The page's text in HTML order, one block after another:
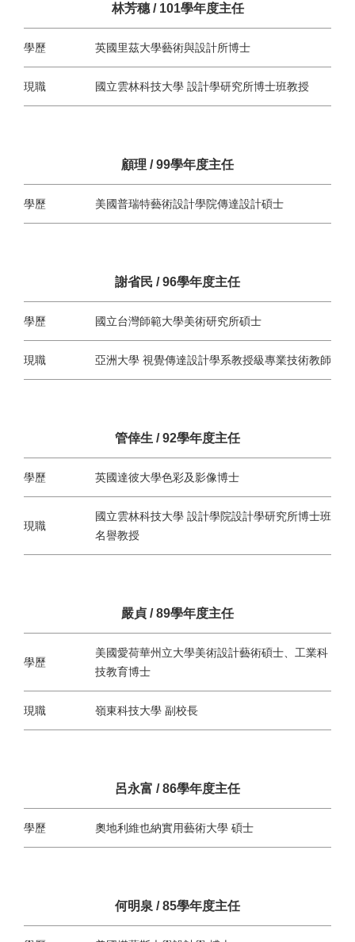
林芳穗 / 101學年度主任
學歷 英國里茲大學藝術與設計所博士
現職 國立雲林科技大學 設計學研究所博士班教授
顧理 / 99學年度主任
學歷 美國普瑞特藝術設計學院傳達設計碩士
謝省民 / 96學年度主任
學歷 國立台灣師範大學美術研究所碩士
現職 亞洲大學 視覺傳達設計學系教授級專業技術教師
管倖生 / 92學年度主任
學歷 英國達彼大學色彩及影像博士
現職
國立雲林科技大學 設計學院設計學研究所博士班
名譽教授
嚴貞 / 89學年度主任
學歷
美國愛荷華州立大學美術設計藝術碩士、工業科
技教育博士
現職 嶺東科技大學 副校長
呂永富 / 86學年度主任
學歷 奧地利維也納實用藝術大學 碩士
何明泉 / 85學年度主任